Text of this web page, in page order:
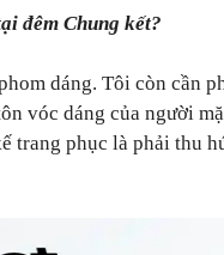
đêm Chung kết?
dáng. Tôi còn cần
vóc dáng của người
trang phục là phải thu